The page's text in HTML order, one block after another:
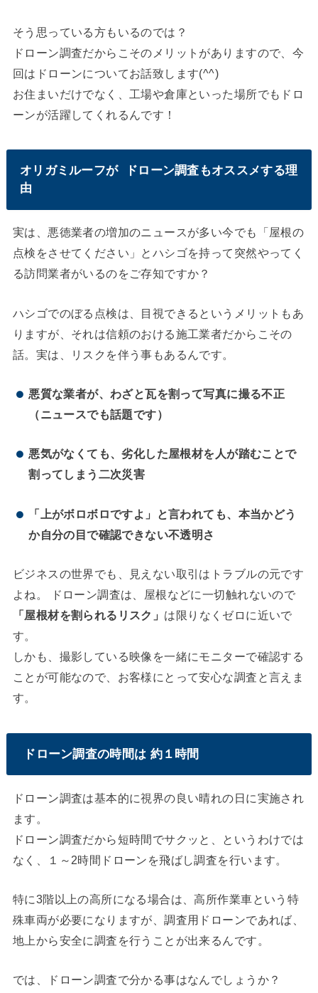
そう思っている方もいるのでは？
ドローン調査だからこそのメリットがありますので、今
回はドローンについてお話致します(^^)
お住まいだけでなく、工場や倉庫といった場所でもドロ
ーンが活躍してくれるんです！
オリガミルーフが ドローン調査もオススメする理
由
実は、悪徳業者の増加のニュースが多い今でも「屋根の
点検をさせてください」とハシゴを持って突然やってく
る訪問業者がいるのをご存知ですか？
ハシゴでのぼる点検は、目視できるというメリットもあ
りますが、それは信頼のおける施工業者だからこその
話。実は、リスクを伴う事もあるんです。
悪質な業者が、わざと瓦を割って写真に撮る不正
（ニュースでも話題です）
悪気がなくても、劣化した屋根材を人が踏むことで
割ってしまう二次災害
「上がボロボロですよ」と言われても、本当かどう
か自分の目で確認できない不透明さ
ビジネスの世界でも、見えない取引はトラブルの元です
よね。 ドローン調査は、屋根などに一切触れないので
「屋根材を割られるリスク」 は限りなくゼロに近いで
す。
しかも、撮影している映像を一緒にモニターで確認する
ことが可能なので、お客様にとって安心な調査と言えま
す。
ドローン調査の時間は 約１時間
ドローン調査は基本的に視界の良い晴れの日に実施され
ます。
ドローン調査だから短時間でサクッと、というわけでは
なく、１～2時間ドローンを飛ばし調査を行います。
特に3階以上の高所になる場合は、高所作業車という特
殊車両が必要になりますが、調査用ドローンであれば、
地上から安全に調査を行うことが出来るんです。
では、ドローン調査で分かる事はなんでしょうか？